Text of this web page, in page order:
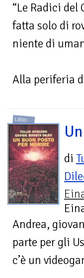
“Le Radici
fatta solo di
niente di
Alla periferia
LIBRI
di
Andrea,
parte per gli
c’è un